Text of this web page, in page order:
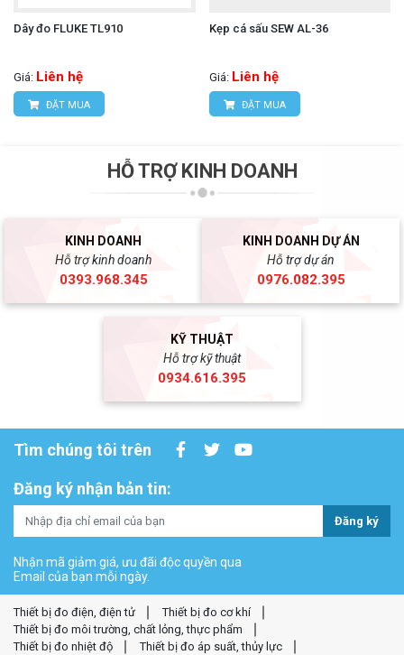
Dây đo FLUKE TL910
Giá: Liên hệ
ĐẶT MUA
Kẹp cá sấu SEW AL-36
Giá: Liên hệ
ĐẶT MUA
HỖ TRỢ KINH DOANH
KINH DOANH
Hỗ trợ kinh doanh
0393.968.345
KINH DOANH DỰ ÁN
Hỗ trợ dự án
0976.082.395
KỸ THUẬT
Hỗ trợ kỹ thuật
0934.616.395
Tìm chúng tôi trên
Đăng ký nhận bản tin:
Đăng ký
Nhận mã giảm giá, ưu đãi độc quyền qua
Email của bạn mỗi ngày.
Thiết bị đo điện, điện tử
Thiết bị đo cơ khí
Thiết bị đo môi trường, chất lỏng, thực phẩm
Thiết bị đo nhiệt độ
Thiết bị đo áp suất, thủy lực